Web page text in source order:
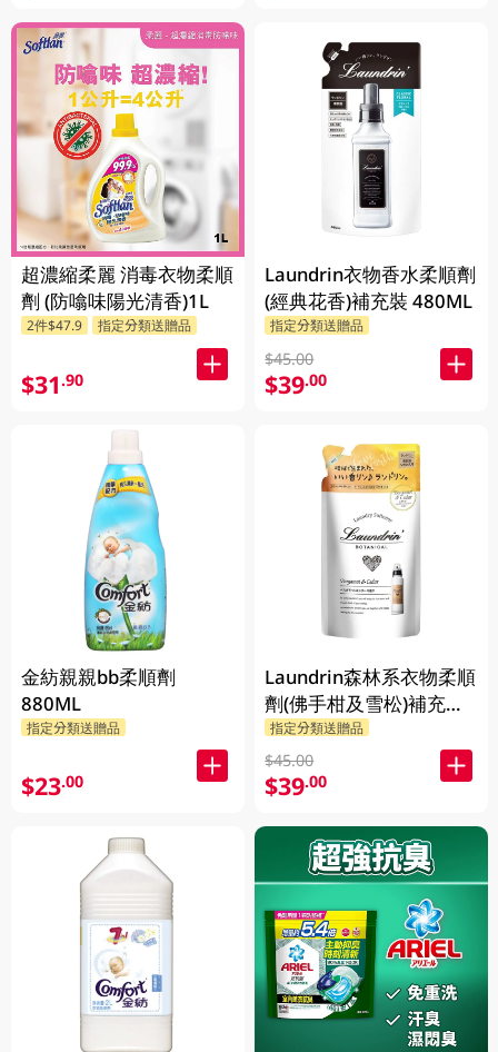
超濃縮柔麗 消毒衣物柔順
劑 (防噏味陽光清香)1L
2件$47.9 指定分類送贈品
$31.90
金紡親親bb柔順劑
880ML
指定分類送贈品
$23.00
Laundrin衣物香水柔順劑
(經典花香)補充裝 480ML
指定分類送贈品
$45.00
$39.00
Laundrin森林系衣物柔順
劑(佛手柑及雪松)補充裝
430ML
指定分類送贈品
$45.00
$39.00